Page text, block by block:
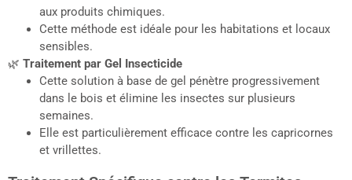
aux produits chimiques.
Cette méthode est idéale pour les habitations et locaux
sensibles.
🌿 Traitement par Gel Insecticide
Cette solution à base de gel pénètre progressivement
dans le bois et élimine les insectes sur plusieurs
semaines.
Elle est particulièrement efficace contre les capricornes
et vrillettes.